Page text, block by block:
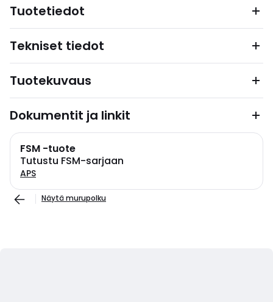
Tuotetiedot
Tekniset tiedot
Tuotekuvaus
Dokumentit ja linkit
FSM -tuote
Tutustu FSM-sarjaan
APS
Näytä murupolku